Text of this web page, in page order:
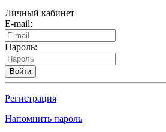
Личный кабинет
E-mail:
Пароль:
Войти
Регистрация
Напомнить пароль